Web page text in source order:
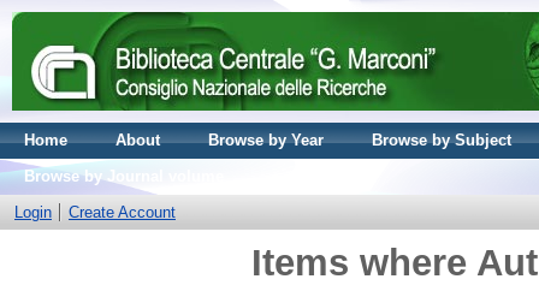
Home About Browse by Year
Browse by Subject
Browse by Journal volume
Login
Create Account
Items where